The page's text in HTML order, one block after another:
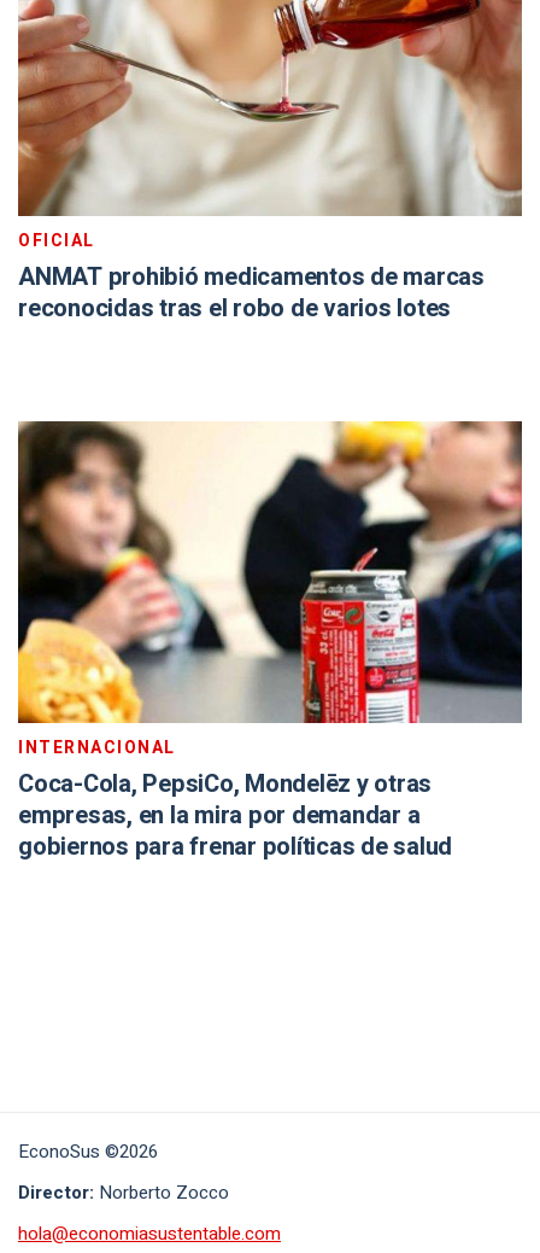
OFICIAL
ANMAT prohibió medicamentos de marcas
reconocidas tras el robo de varios lotes
INTERNACIONAL
Coca-Cola, PepsiCo, Mondelēz y otras
empresas, en la mira por demandar a
gobiernos para frenar políticas de salud
EconoSus ©2026
Director: Norberto Zocco
hola@economiasustentable.com